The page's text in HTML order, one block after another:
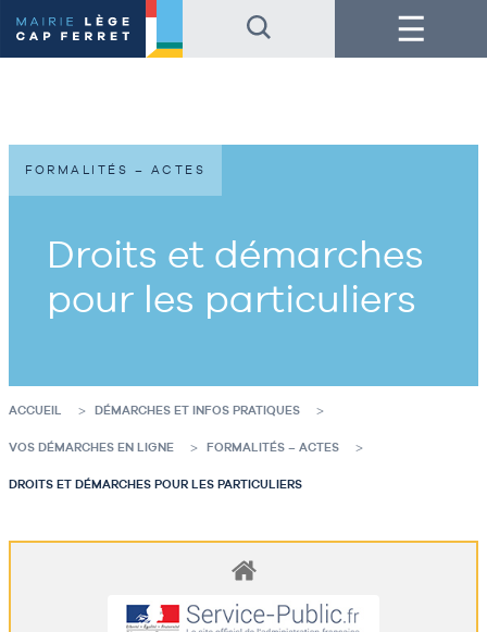
au
contenu
de
au
pied
de
Menu
Droits et démarches
pour les particuliers
FORMALITÉS – ACTES
ACCUEIL DÉMARCHES ET INFOS PRATIQUES
VOS DÉMARCHES EN LIGNE FORMALITÉS – ACTES
DROITS ET DÉMARCHES POUR LES PARTICULIERS